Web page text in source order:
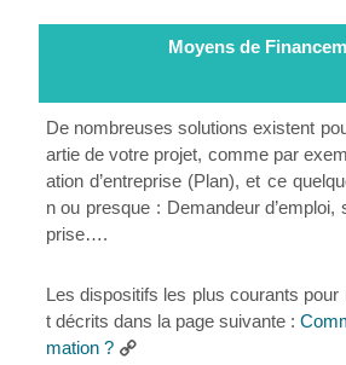
Moyens de
De nombreuses solutions existent
artie de votre projet, comme par
ation d’entreprise (Plan), et ce
n ou presque : Demandeur d’emploi,
prise….
Les dispositifs les plus courants
t décrits dans la page suivante :
mation ?